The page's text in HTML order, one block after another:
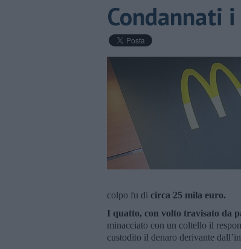
Condannati
colpo fu di circa 25 mila euro.
I quatto, con volto travisato da
minacciato con un coltello il
custodito il denaro derivante